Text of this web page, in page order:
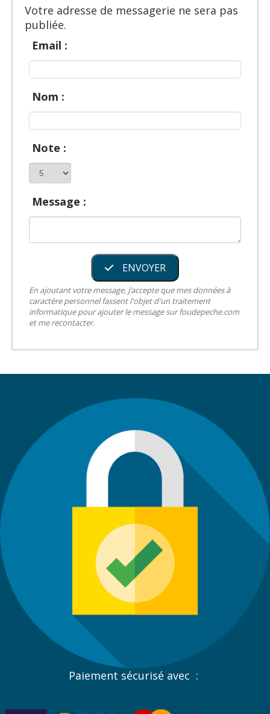
Votre adresse de messagerie ne sera pas
publiée.
Email :
Nom :
Note :
Message :
ENVOYER
En ajoutant votre message, j’accepte que mes données à
caractère personnel fassent l'objet d'un traitement
informatique pour ajouter le message sur foudepeche.com
et me recontacter.
Paiement sécurisé avec :